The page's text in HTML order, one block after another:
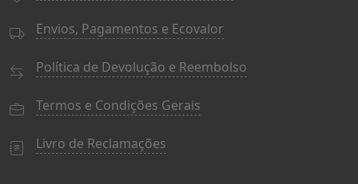
Envios, Pagamentos e Ecovalor
Política de Devolução e Reembolso
Termos e Condições Gerais
Livro de Reclamações